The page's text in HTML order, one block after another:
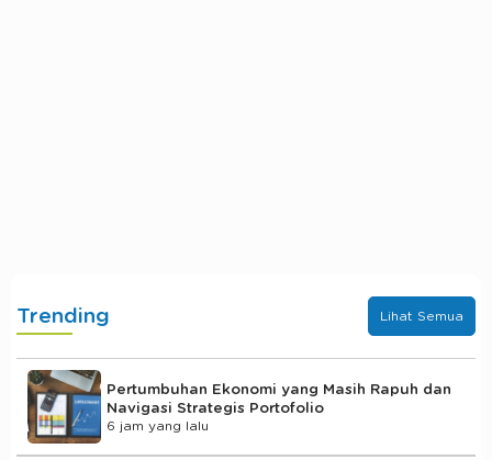
Trending Lihat Semua
Pertumbuhan Ekonomi yang Masih Rapuh dan
Navigasi Strategis Portofolio
6 jam yang lalu